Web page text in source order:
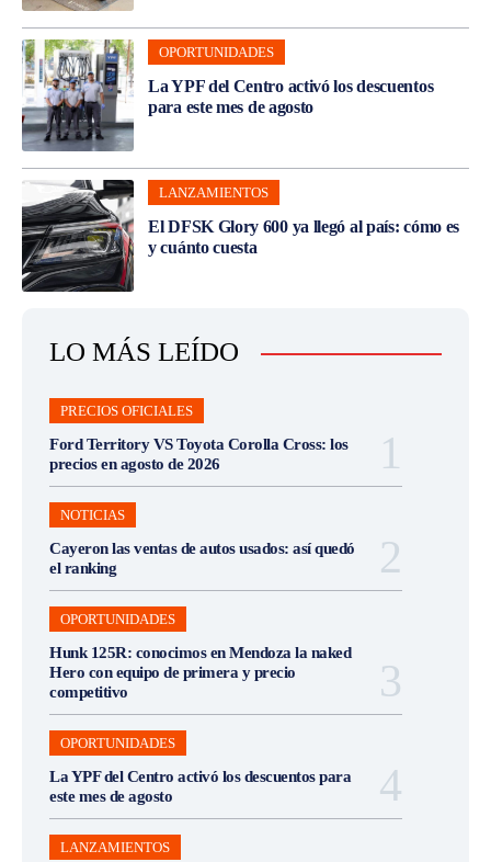
OPORTUNIDADES
La YPF del Centro activó los descuentos
para este mes de agosto
LANZAMIENTOS
El DFSK Glory 600 ya llegó al país: cómo es
y cuánto cuesta
LO MÁS LEÍDO
PRECIOS OFICIALES
Ford Territory VS Toyota Corolla Cross: los
precios en agosto de 2026
NOTICIAS
Cayeron las ventas de autos usados: así quedó
el ranking
OPORTUNIDADES
Hunk 125R: conocimos en Mendoza la naked
Hero con equipo de primera y precio
competitivo
OPORTUNIDADES
La YPF del Centro activó los descuentos para
este mes de agosto
LANZAMIENTOS